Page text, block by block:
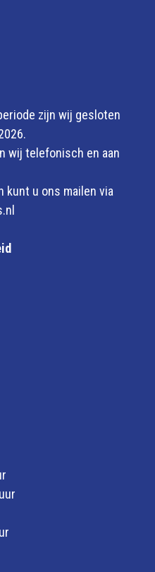
zijn wij gesloten
wij telefonisch en aan
kunt u ons mailen via